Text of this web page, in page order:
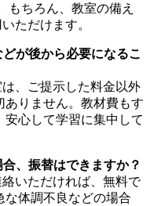
もちろん、教室の備え
ただけます。
が後から必要になるこ
、ご提示した料金以外
ありません。教材費もす
心して学習に集中して
、振替はできますか？
いただければ、無料で
な体調不良などの場合